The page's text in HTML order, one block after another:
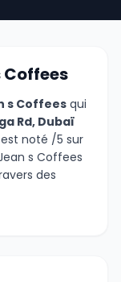
Coffees
s Coffeesqui
Rd, Dubaï
noté /5 sur
s Coffees
des